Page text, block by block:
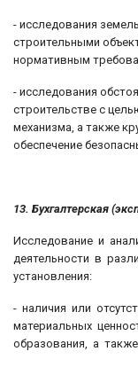
- исследования
строи­тельными
нормативным
- исследования
строительстве с
механизма, а также
обеспечение
13. Бухгалтерская
Исследование и
деятельности в
установления:
- наличия или
материальных
образования, а